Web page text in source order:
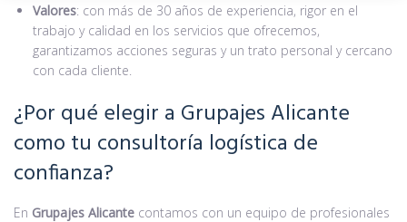
Valores: con más de 30 años de experiencia, rigor en el
trabajo y calidad en los servicios que ofrecemos,
garantizamos acciones seguras y un trato personal y cercano
con cada cliente.
¿Por qué elegir a Grupajes Alicante
como tu consultoría logística de
confianza?
En Grupajes Alicante contamos con un equipo de profesionales